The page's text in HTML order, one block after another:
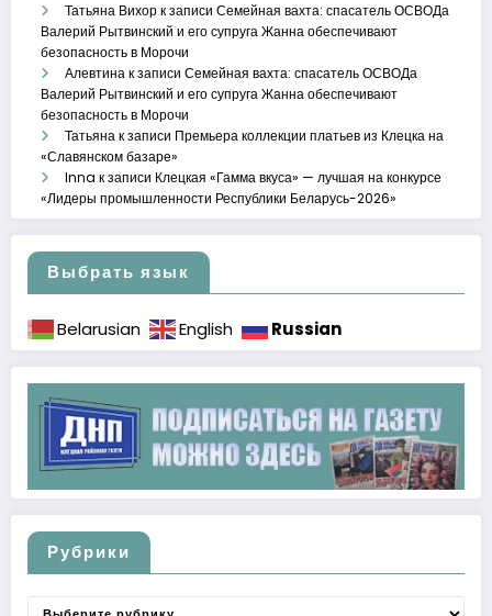
Татьяна Вихорк записи Семейная вахта: спасатель ОСВОДа
Валерий Рытвинский и его супруга Жанна обеспечивают
безопасность в Морочи
Алевтинак записи Семейная вахта: спасатель ОСВОДа
Валерий Рытвинский и его супруга Жанна обеспечивают
безопасность в Морочи
Татьянак записи Премьера коллекции платьев из Клецка на
«Славянском базаре»
Inna к записи Клецкая «Гамма вкуса» — лучшая на конкурсе
«Лидеры промышленности Республики Беларусь-2026»
Выбрать язык
Belarusian English Russian
Рубрики
Рубрики